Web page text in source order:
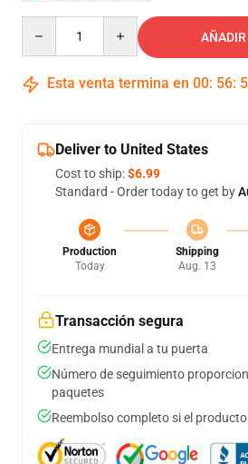
Esta venta termina en 00: 56:
Deliver to United States
Cost to ship:$6.99
Standard - Order today to get by
Production
Today
Shipping
Aug. 13
Transacción segura
Entrega mundial a tu puerta
Número de seguimiento
paquetes
Reembolso completo si el